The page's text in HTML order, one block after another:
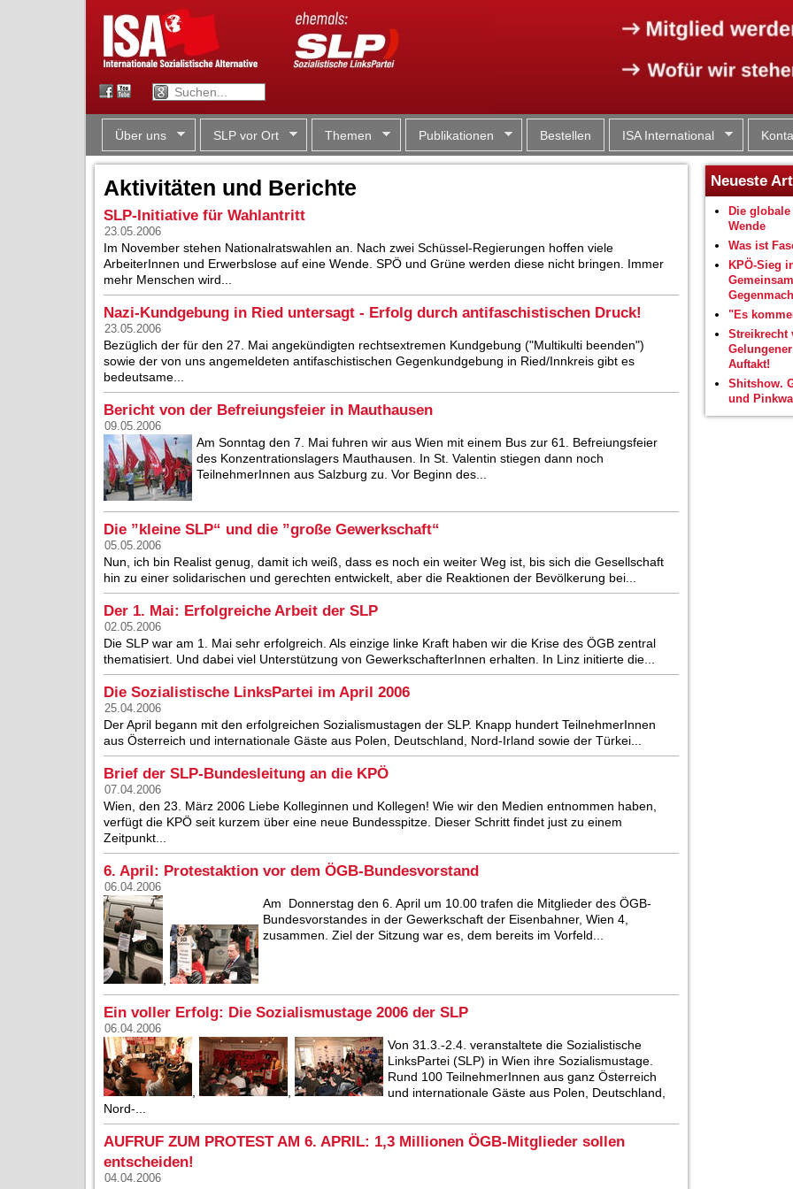
Über uns SLP vor Ort Themen Publikationen Bestellen ISA International
Aktivitäten und Berichte
SLP-Initiative für Wahlantritt
23.05.2006
Im November stehen Nationalratswahlen an. Nach zwei Schüssel-Regierungen hoffen viele
ArbeiterInnen und Erwerbslose auf eine Wende. SPÖ und Grüne werden diese nicht bringen. Immer
mehr Menschen wird...
Nazi-Kundgebung in Ried untersagt - Erfolg durch antifaschistischen Druck!
23.05.2006
Bezüglich der für den 27. Mai angekündigten rechtsextremen Kundgebung ("Multikulti beenden")
sowie der von uns angemeldeten antifaschistischen Gegenkundgebung in Ried/Innkreis gibt es
bedeutsame...
Bericht von der Befreiungsfeier in Mauthausen
09.05.2006
Am Sonntag den 7. Mai fuhren wir aus Wien mit einem Bus zur 61. Befreiungsfeier
des Konzentrationslagers Mauthausen. In St. Valentin stiegen dann noch
TeilnehmerInnen aus Salzburg zu. Vor Beginn des...
Die ”kleine SLP“ und die ”große Gewerkschaft“
05.05.2006
Nun, ich bin Realist genug, damit ich weiß, dass es noch ein weiter Weg ist, bis sich die Gesellschaft
hin zu einer solidarischen und gerechten entwickelt, aber die Reaktionen der Bevölkerung bei...
Der 1. Mai: Erfolgreiche Arbeit der SLP
02.05.2006
Die SLP war am 1. Mai sehr erfolgreich. Als einzige linke Kraft haben wir die Krise des ÖGB zentral
thematisiert. Und dabei viel Unterstützung von GewerkschafterInnen erhalten. In Linz initierte die...
Die Sozialistische LinksPartei im April 2006
25.04.2006
Der April begann mit den erfolgreichen Sozialismustagen der SLP. Knapp hundert TeilnehmerInnen
aus Österreich und internationale Gäste aus Polen, Deutschland, Nord-Irland sowie der Türkei...
Brief der SLP-Bundesleitung an die KPÖ
07.04.2006
Wien, den 23. März 2006 Liebe Kolleginnen und Kollegen! Wie wir den Medien entnommen haben,
verfügt die KPÖ seit kurzem über eine neue Bundesspitze. Dieser Schritt findet just zu einem
Zeitpunkt...
6. April: Protestaktion vor dem ÖGB-Bundesvorstand
06.04.2006
Am Donnerstag den 6. April um 10.00 trafen die Mitglieder des ÖGB-
Bundesvorstandes in der Gewerkschaft der Eisenbahner, Wien 4,
zusammen. Ziel der Sitzung war es, dem bereits im Vorfeld...
Ein voller Erfolg: Die Sozialismustage 2006 der SLP
06.04.2006
Von 31.3.-2.4. veranstaltete die Sozialistische
LinksPartei (SLP) in Wien ihre Sozialismustage.
Rund 100 TeilnehmerInnen aus ganz Österreich
und internationale Gäste aus Polen, Deutschland,
Nord-...
AUFRUF ZUM PROTEST AM 6. APRIL: 1,3 Millionen ÖGB-Mitglieder sollen
entscheiden!
04.04.2006
Neueste
Die
Wende
Was ist
KPÖ-Sieg
"Es
Streikrecht
Auftakt!
Shitshow.
und